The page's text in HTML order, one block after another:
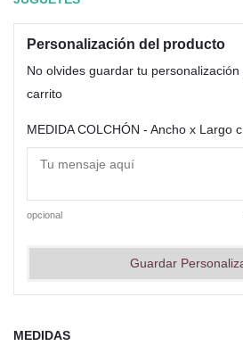
Personalización del producto
No olvides guardar tu
carrito
MEDIDA COLCHÓN - Ancho x Largo
opcional
Guardar
MEDIDAS